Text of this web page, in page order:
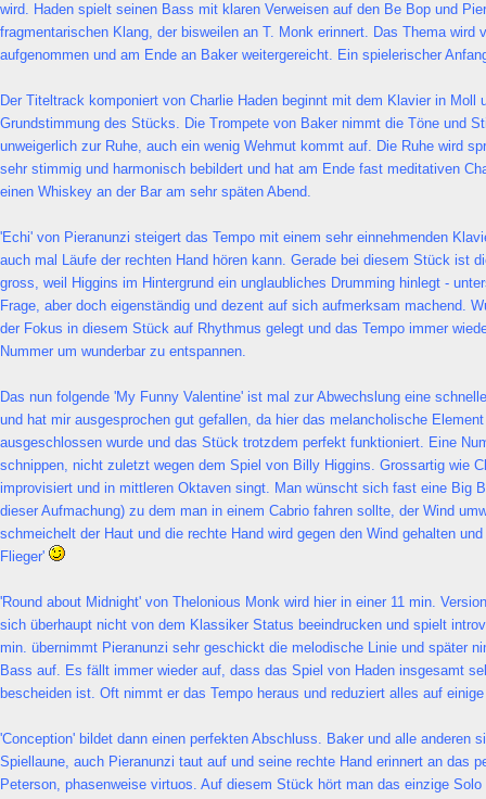
wird. Haden spielt seinen Bass mit klaren Verweisen auf den Be Bop und
fragmentarischen Klang, der bisweilen an T. Monk erinnert. Das Thema wird
aufgenommen und am Ende an Baker weitergereicht. Ein spielerischer
Der Titeltrack komponiert von Charlie Haden beginnt mit dem Klavier in Moll
Grundstimmung des Stücks. Die Trompete von Baker nimmt die Töne und
unweigerlich zur Ruhe, auch ein wenig Wehmut kommt auf. Die Ruhe wird
sehr stimmig und harmonisch bebildert und hat am Ende fast meditativen
einen Whiskey an der Bar am sehr späten Abend.
'Echi' von Pieranunzi steigert das Tempo mit einem sehr einnehmenden
auch mal Läufe der rechten Hand hören kann. Gerade bei diesem Stück ist
gross, weil Higgins im Hintergrund ein unglaubliches Drumming hinlegt -
Frage, aber doch eigenständig und dezent auf sich aufmerksam machend.
der Fokus in diesem Stück auf Rhythmus gelegt und das Tempo immer
Nummer um wunderbar zu entspannen.
Das nun folgende 'My Funny Valentine' ist mal zur Abwechslung eine
und hat mir ausgesprochen gut gefallen, da hier das melancholische
ausgeschlossen wurde und das Stück trotzdem perfekt funktioniert. Eine
schnippen, nicht zuletzt wegen dem Spiel von Billy Higgins. Grossartig wie
improvisiert und in mittleren Oktaven singt. Man wünscht sich fast eine Big
dieser Aufmachung) zu dem man in einem Cabrio fahren sollte, der Wind
schmeichelt der Haut und die rechte Hand wird gegen den Wind gehalten
Flieger'
'Round about Midnight' von Thelonious Monk wird hier in einer 11 min.
sich überhaupt nicht von dem Klassiker Status beeindrucken und spielt
min. übernimmt Pieranunzi sehr geschickt die melodische Linie und später
Bass auf. Es fällt immer wieder auf, dass das Spiel von Haden insgesamt
bescheiden ist. Oft nimmt er das Tempo heraus und reduziert alles auf
'Conception' bildet dann einen perfekten Abschluss. Baker und alle anderen
Spiellaune, auch Pieranunzi taut auf und seine rechte Hand erinnert an das
Peterson, phasenweise virtuos. Auf diesem Stück hört man das einzige